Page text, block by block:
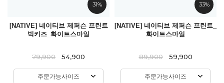
31%
[NATIVE] 네이티브 제퍼슨 프린트
빅키즈_화이트스마일
79,900 54,900
주문가능사이즈
33%
[NATIVE] 네이티브 제퍼슨 프린트_
화이트스마일
89,900 59,900
주문가능사이즈